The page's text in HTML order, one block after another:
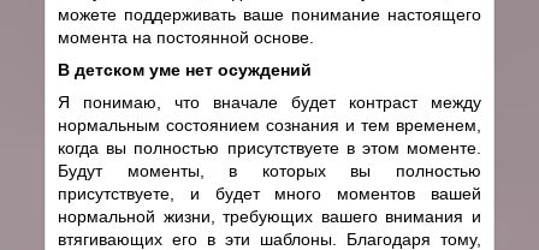
можете поддерживать ваше понимание настоящего
момента на постоянной основе.
В детском уме нет осуждений
Я понимаю, что вначале будет контраст между
нормальным состоянием сознания и тем временем,
когда вы полностью присутствуете в этом моменте.
Будут моменты, в которых вы полностью
присутствуете, и будет много моментов вашей
нормальной жизни, требующих вашего внимания и
втягивающих его в эти шаблоны. Благодаря тому,